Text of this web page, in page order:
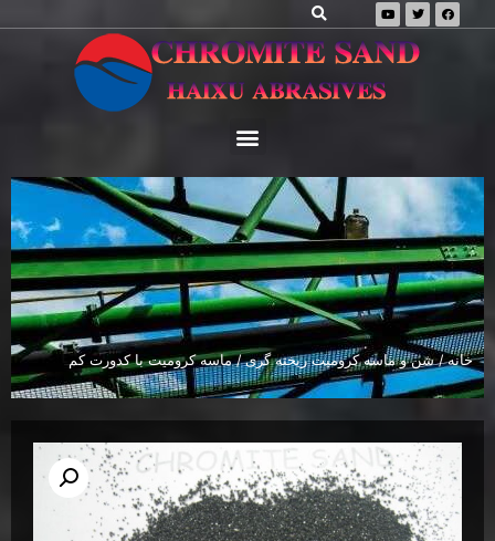
خانه/شن و ماسه کرومیت ریخته گری/ ماسه کرومیت با کدورت کم